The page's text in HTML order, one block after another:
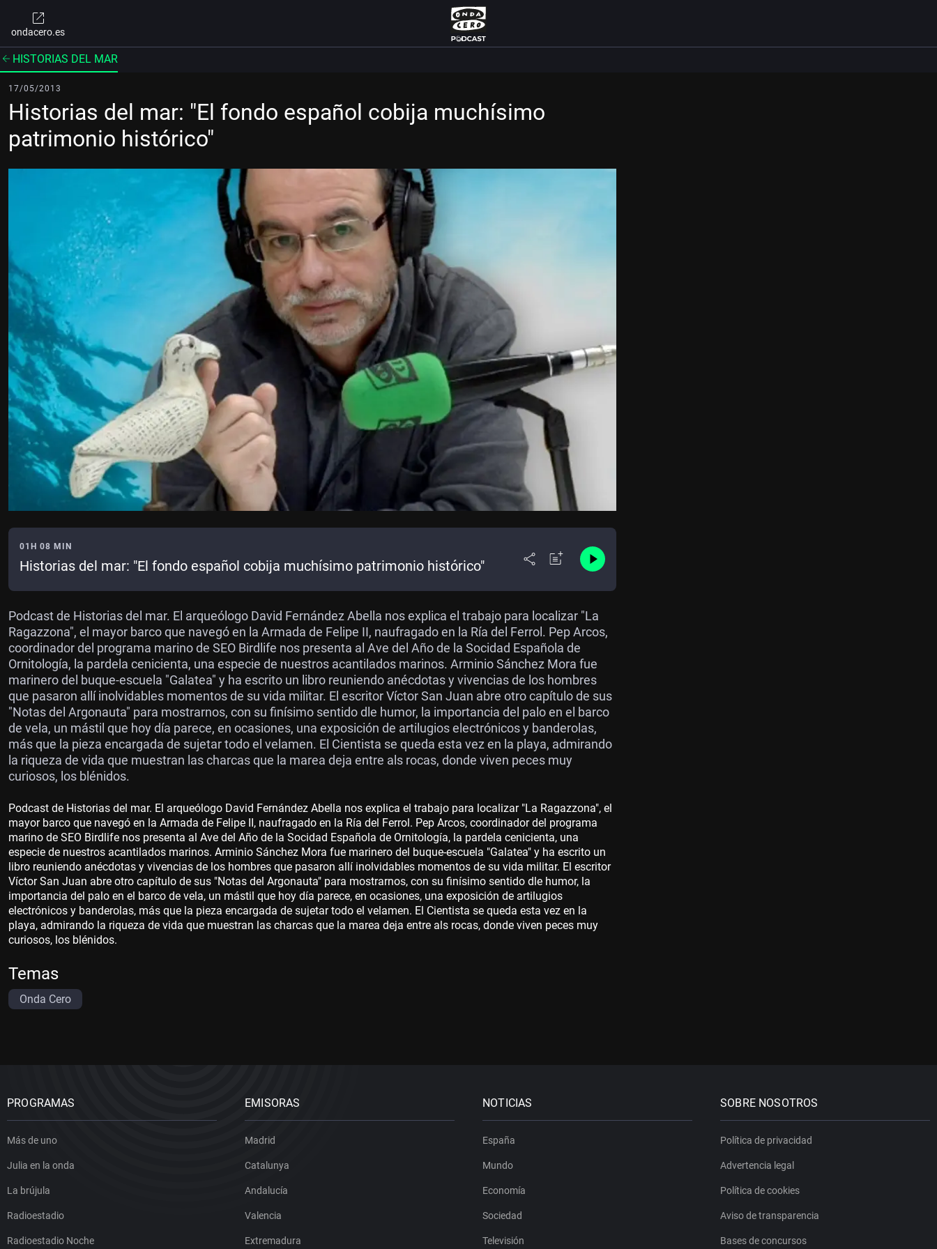
ondacero.es
HISTORIAS DEL MAR
17/05/2013
Historias del mar: "El fondo español cobija muchísimo
patrimonio histórico"
01H 08 MIN
Historias del mar: "El fondo español cobija muchísimo patrimonio histórico"
Podcast de Historias del mar. El arqueólogo David Fernández Abella nos explica el trabajo para localizar "La
Ragazzona", el mayor barco que navegó en la Armada de Felipe II, naufragado en la Ría del Ferrol. Pep Arcos,
coordinador del programa marino de SEO Birdlife nos presenta al Ave del Año de la Socidad Española de
Ornitología, la pardela cenicienta, una especie de nuestros acantilados marinos. Arminio Sánchez Mora fue
marinero del buque-escuela "Galatea" y ha escrito un libro reuniendo anécdotas y vivencias de los hombres
que pasaron allí inolvidables momentos de su vida militar. El escritor Víctor San Juan abre otro capítulo de sus
"Notas del Argonauta" para mostrarnos, con su finísimo sentido dle humor, la importancia del palo en el barco
de vela, un mástil que hoy día parece, en ocasiones, una exposición de artilugios electrónicos y banderolas,
más que la pieza encargada de sujetar todo el velamen. El Cientista se queda esta vez en la playa, admirando
la riqueza de vida que muestran las charcas que la marea deja entre als rocas, donde viven peces muy
curiosos, los blénidos.
Podcast de Historias del mar. El arqueólogo David Fernández Abella nos explica el trabajo para localizar "La Ragazzona", el
mayor barco que navegó en la Armada de Felipe II, naufragado en la Ría del Ferrol. Pep Arcos, coordinador del programa
marino de SEO Birdlife nos presenta al Ave del Año de la Socidad Española de Ornitología, la pardela cenicienta, una
especie de nuestros acantilados marinos. Arminio Sánchez Mora fue marinero del buque-escuela "Galatea" y ha escrito un
libro reuniendo anécdotas y vivencias de los hombres que pasaron allí inolvidables momentos de su vida militar. El escritor
Víctor San Juan abre otro capítulo de sus "Notas del Argonauta" para mostrarnos, con su finísimo sentido dle humor, la
importancia del palo en el barco de vela, un mástil que hoy día parece, en ocasiones, una exposición de artilugios
electrónicos y banderolas, más que la pieza encargada de sujetar todo el velamen. El Cientista se queda esta vez en la
playa, admirando la riqueza de vida que muestran las charcas que la marea deja entre als rocas, donde viven peces muy
curiosos, los blénidos.
Temas
Onda Cero
PROGRAMAS
Más de uno
Julia en la onda
La brújula
Radioestadio
Radioestadio Noche
EMISORAS
Madrid
Catalunya
Andalucía
Valencia
Extremadura
NOTICIAS
España
Mundo
Economía
Sociedad
Televisión
SOBRE NOSOTROS
Política de privacidad
Advertencia legal
Política de cookies
Aviso de transparencia
Bases de concursos